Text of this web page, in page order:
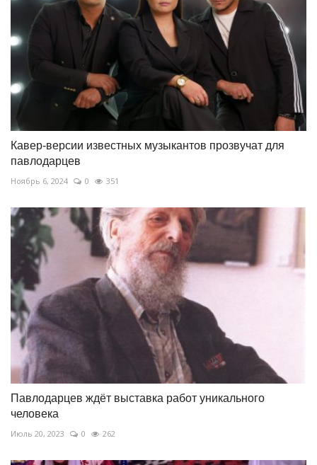
Кавер-версии известных музыкантов прозвучат для
павлодарцев
Ноябрь 6, 2024 0 351
Павлодарцев ждёт выставка работ уникального
человека
Июль 20, 2023 0 262